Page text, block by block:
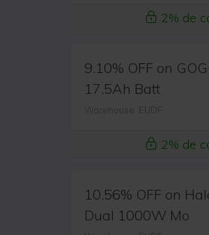
2% de
9.10% OFF on
17.5Ah Batt
Warehouse: EUDF
2% de
10.56% OFF on
Dual 1000W Mo